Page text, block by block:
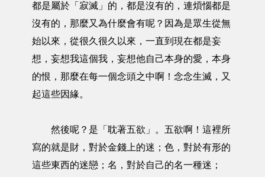
都是屬於「寂滅」的，都是沒有的，連煩惱都是
沒有的，那麼又為什麼會有呢？因為是眾生從無
始以來，從很久很久以來，一直到現在都是妄
想，妄想我這個我，妄想他自己本身的愛，本身
的恨，那麼在每一個念頭之中啊！念念生滅，又
起這些因緣。
然後呢？是「耽著五欲」。五欲啊！這裡所
寫的就是財，對於金錢上的迷；色，對於有形的
這些東西的迷戀；名，對於自己的名一種迷；